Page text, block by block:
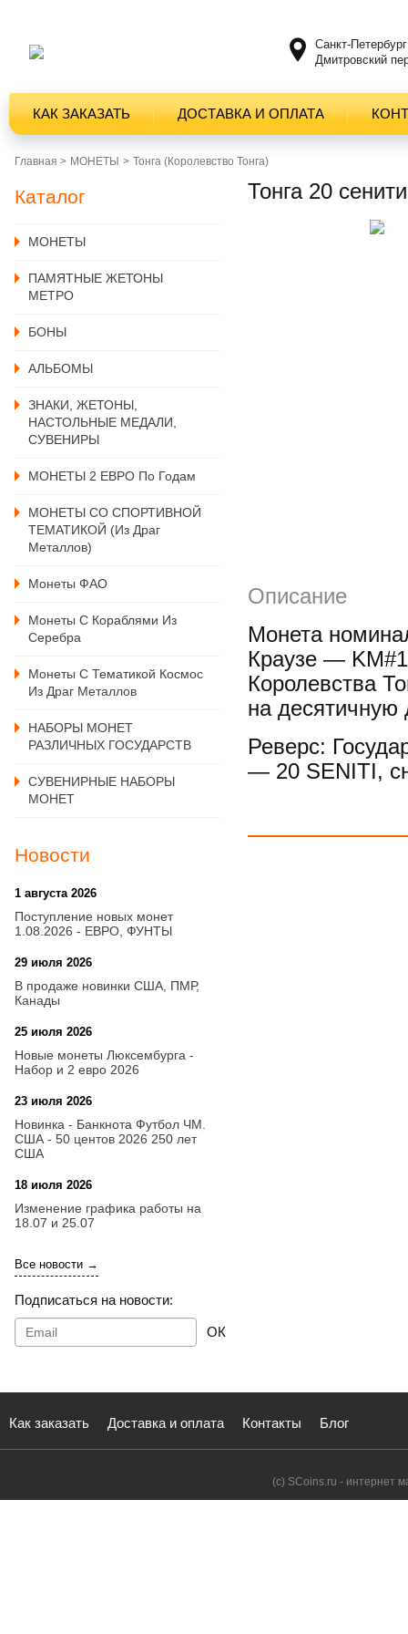
Санкт-Петербург
Дмитровский
КАК ЗАКАЗАТЬ ДОСТАВКА И ОПЛАТА
Главная > MОНЕТЫ Тонга (Королевство Тонга)
Каталог
MОНЕТЫ
ПАМЯТНЫЕ ЖЕТОНЫ
МЕТРО
БОНЫ
АЛЬБОМЫ
ЗНАКИ, ЖЕТОНЫ,
НАСТОЛЬНЫЕ МЕДАЛИ,
СУВЕНИРЫ
МОНЕТЫ 2 ЕВРО По Годам
МОНЕТЫ СО СПОРТИВНОЙ
ТЕМАТИКОЙ (из Драг
Металлов)
Монеты ФАО
Монеты С Кораблями Из
Серебра
Монеты С Тематикой Космос
Из Драг Металлов
НАБОРЫ МОНЕТ
РАЗЛИЧНЫХ ГОСУДАРСТВ
СУВЕНИРНЫЕ НАБОРЫ
МОНЕТ
Новости
1 августа 2026
Поступление новых монет
1.08.2026 - ЕВРО, ФУНТЫ
29 июля 2026
В продаже новинки США, ПМР,
Канады
25 июля 2026
Новые монеты Люксембурга -
Набор и 2 евро 2026
23 июля 2026
Новинка - Банкнота Футбол ЧМ.
США - 50 центов 2026 250 лет
США
18 июля 2026
Изменение графика работы на
18.07 и 25.07
Все новости →
Подписаться на новости:
ОК
Тонга 20
Описание
Монета
Краузе —
Королевства
на десятичную
Реверс:
— 20 SENITI,
Как заказать Доставка и оплата Контакты Блог
(с) SCoins.ru - интернет